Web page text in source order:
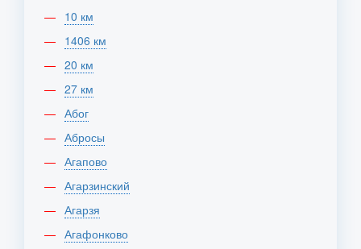
10 км
1406 км
20 км
27 км
Абог
Абросы
Агапово
Агарзинский
Агарзя
Агафонково